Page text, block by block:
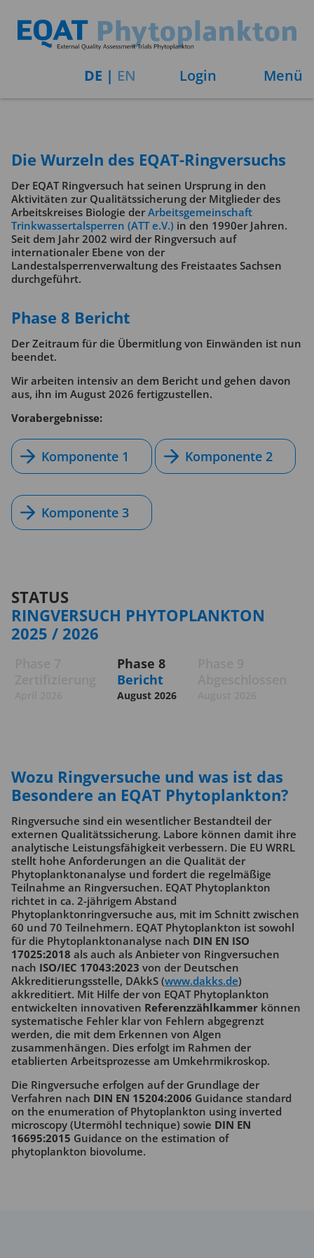
DE | EN Login Menü
Die Wurzeln des EQAT-Ringversuchs
Der EQAT Ringversuch hat seinen Ursprung in den
Aktivitäten zur Qualitätssicherung der Mitglieder des
Arbeitskreises Biologie der Arbeitsgemeinschaft
Trinkwassertalsperren (ATT e.V.) in den 1990er Jahren.
Seit dem Jahr 2002 wird der Ringversuch auf
internationaler Ebene von der
Landestalsperrenverwaltung des Freistaates Sachsen
durchgeführt.
Phase 8 Bericht
Der Zeitraum für die Übermitlung von Einwänden ist nun
beendet.
Wir arbeiten intensiv an dem Bericht und gehen davon
aus, ihn im August 2026 fertigzustellen.
Vorabergebnisse:
Komponente 1 Komponente 2
Komponente 3
STATUS
RINGVERSUCH PHYTOPLANKTON
2025 / 2026
Phase 8
Bericht
August 2026
Wozu Ringversuche und was ist das
Besondere an EQAT Phytoplankton?
Ringversuche sind ein wesentlicher Bestandteil der
externen Qualitätssicherung. Labore können damit ihre
analytische Leistungsfähigkeit verbessern. Die EU WRRL
stellt hohe Anforderungen an die Qualität der
Phytoplanktonanalyse und fordert die regelmäßige
Teilnahme an Ringversuchen. EQAT Phytoplankton
richtet in ca. 2-jährigem Abstand
Phytoplanktonringversuche aus, mit im Schnitt zwischen
60 und 70 Teilnehmern. EQAT Phytoplankton ist sowohl
für die Phytoplanktonanalyse nach DIN EN ISO
17025:2018 als auch als Anbieter von Ringversuchen
nach ISO/IEC 17043:2023 von der Deutschen
Akkreditierungsstelle, DAkkS (www.dakks.de)
akkreditiert. Mit Hilfe der von EQAT Phytoplankton
entwickelten innovativen Referenzzählkammer können
systematische Fehler klar von Fehlern abgegrenzt
werden, die mit dem Erkennen von Algen
zusammenhängen. Dies erfolgt im Rahmen der
etablierten Arbeitsprozesse am Umkehrmikroskop.
Die Ringversuche erfolgen auf der Grundlage der
Verfahren nach DIN EN 15204:2006 Guidance standard
on the enumeration of Phytoplankton using inverted
microscopy (Utermöhl technique) sowie DIN EN
16695:2015 Guidance on the estimation of
phytoplankton biovolume.